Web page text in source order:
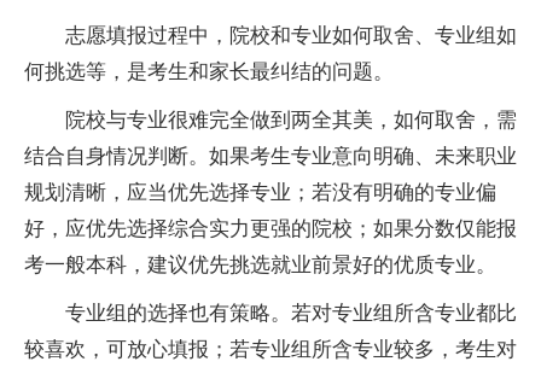
志愿填报过程中，院校和专业如何取舍、专业组如
何挑选等，是考生和家长最纠结的问题。
院校与专业很难完全做到两全其美，如何取舍，需
结合自身情况判断。如果考生专业意向明确、未来职业
规划清晰，应当优先选择专业；若没有明确的专业偏
好，应优先选择综合实力更强的院校；如果分数仅能报
考一般本科，建议优先挑选就业前景好的优质专业。
专业组的选择也有策略。若对专业组所含专业都比
较喜欢，可放心填报；若专业组所含专业较多，考生对